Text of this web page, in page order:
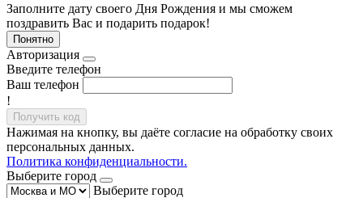
Заполните дату своего Дня Рождения и мы сможем
поздравить Вас и подарить подарок!
Понятно
Авторизация
Введите телефон
Ваш телефон
!
Получить код
Нажимая на кнопку, вы даёте согласие на обработку своих
персональных данных.
Политика конфиденциальности.
Выберите город
Выберите город